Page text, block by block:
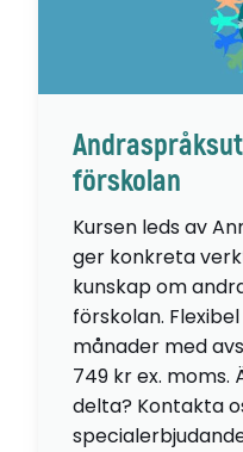
förskolan
Kursen leds av
ger konkreta
kunskap om
förskolan.
månader med
749 kr ex. moms.
delta? Kontakta